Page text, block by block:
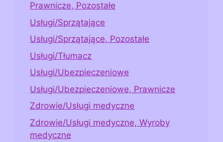
Prawnicze, Pozostałe
Usługi/Sprzątające
Usługi/Sprzątające, Pozostałe
Usługi/Tłumacz
Usługi/Ubezpieczeniowe
Usługi/Ubezpieczeniowe, Prawnicze
Zdrowie/Usługi medyczne
Zdrowie/Usługi medyczne, Wyroby
medyczne